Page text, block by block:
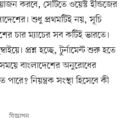
করবে, সেটিতে ওয়েস্ট ইন্ডিজের
শুধু প্রথমটিই নয়, সূচি
চার ম্যাচের সব কটিই ভারতে।
প্রশ্ন হচ্ছে, টুর্নামেন্ট শুরু হতে
বাংলাদেশের অনুরোধের
নিয়ন্ত্রক সংস্থা হিসেবে কী